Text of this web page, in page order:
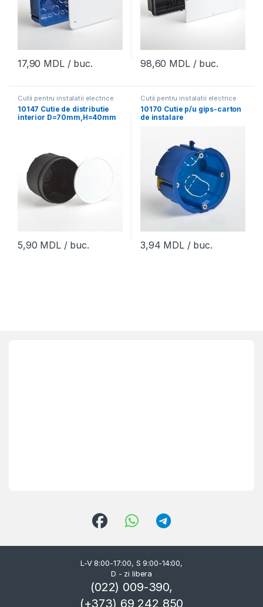
17,90 MDL/ buc. 98,60 MDL/ buc.
Cutii pentru instalatii electrice
10147 Cutie de distributie
interior D=70mm,H=40mm
5,90 MDL/ buc.
Cutii pentru instalatii electrice
10170 Cutie p/u gips-carton
de instalare
3,94 MDL/ buc.
L-V 8:00-17:00, S 9:00-14:00,
D - zi libera
(022) 009-390,
(+373) 69 242 850